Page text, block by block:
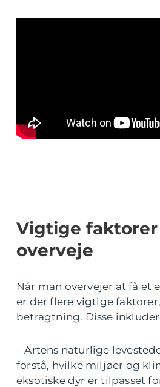
Vigtige
overveje
Når man overvejer at få et
er der flere vigtige
betragtning. Disse
– Artens naturlige
forstå, hvilke miljøer og
eksotiske dyr er tilpasset